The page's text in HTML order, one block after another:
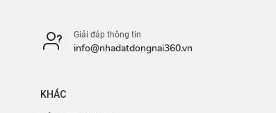
Giải đáp thông tin
info@nhadatdongnai360.vn
KHÁC